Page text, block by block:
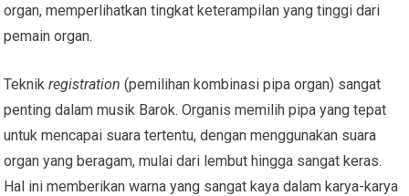
organ, memperlihatkan tingkat keterampilan yang tinggi dari
pemain organ.
Teknikregistration (pemilihan kombinasi pipa organ) sangat
penting dalam musik Barok. Organis memilih pipa yang tepat
untuk mencapai suara tertentu, dengan menggunakan suara
organ yang beragam, mulai dari lembut hingga sangat keras.
Hal ini memberikan warna yang sangat kaya dalam karya-karya